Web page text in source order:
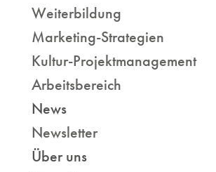
Weiterbildung
Marketing-Strategien
Kultur-Projektmanagement
Arbeitsbereich
News
Newsletter
Über uns